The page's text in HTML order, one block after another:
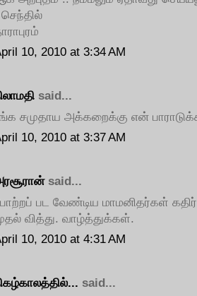
10, 2010 at 3:34 AM
said...
சமுதாய அக்கறைக்கு என்
10, 2010 at 3:37 AM
said...
பட வேண்டிய மாமனிதர்கள்
வித்து. வாழ்த்துக்கள்.
10, 2010 at 4:31 AM
said...